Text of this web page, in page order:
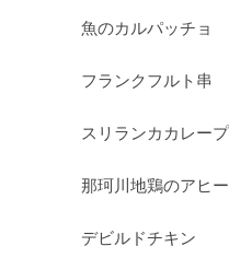
魚のカルパッチョ
フランクフルト串
スリランカカレー
那珂川地鶏のアヒ
デビルドチキン